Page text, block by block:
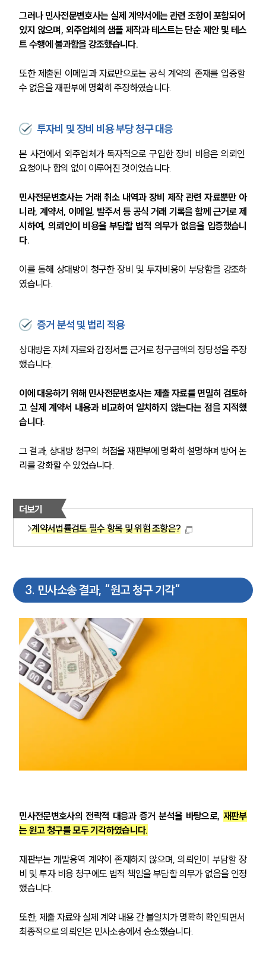
그러나 민사전문변호사는 실제 계약서에는 관련 조항이 포함되어
있지 않으며, 외주업체의 샘플 제작과 테스트는 단순 제안 및 테스
트 수행에 불과함을 강조했습니다.
또한 제출된 이메일과 자료만으로는 공식 계약의 존재를 입증할
수 없음을 재판부에 명확히 주장하였습니다.
투자비 및 장비 비용 부당 청구 대응
본 사건에서 외주업체가 독자적으로 구입한 장비 비용은 의뢰인
요청이나 합의 없이 이루어진 것이었습니다.
민사전문변호사는 거래 취소 내역과 장비 제작 관련 자료뿐만 아
니라, 계약서, 이메일, 발주서 등 공식 거래 기록을 함께 근거로 제
시하여, 의뢰인이 비용을 부담할 법적 의무가 없음을 입증했습니
다.
이를 통해 상대방이 청구한 장비 및 투자비용이 부당함을 강조하
였습니다.
증거 분석 및 법리 적용
상대방은 자체 자료와 감정서를 근거로 청구금액의 정당성을 주장
했습니다.
이에 대응하기 위해 민사전문변호사는 제출 자료를 면밀히 검토하
고 실제 계약서 내용과 비교하여 일치하지 않는다는 점을 지적했
습니다.
그 결과, 상대방 청구의 허점을 재판부에 명확히 설명하며 방어 논
리를 강화할 수 있었습니다.
더보기
계약서법률검토 필수 항목 및 위험 조항은?
3. 민사소송 결과, “원고 청구 기각“
민사전문변호사의 전략적 대응과 증거 분석을 바탕으로, 재판부
는 원고 청구를 모두 기각하였습니다.
재판부는 개발용역 계약이 존재하지 않으며, 의뢰인이 부담할 장
비 및 투자 비용 청구에도 법적 책임을 부담할 의무가 없음을 인정
했습니다.
또한, 제출 자료와 실제 계약 내용 간 불일치가 명확히 확인되면서
최종적으로 의뢰인은 민사소송에서 승소했습니다.